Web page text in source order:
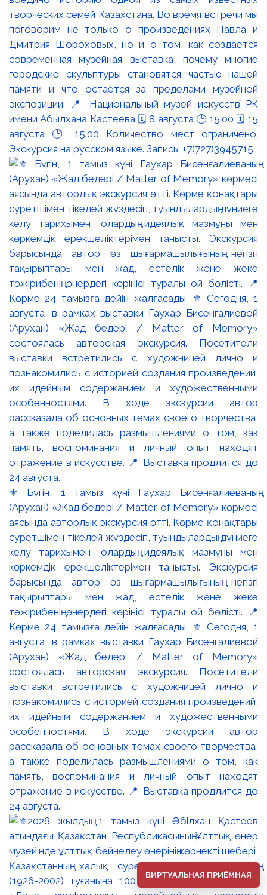
творческих семей Казахстана. Во время встречи мы
поговорим не только о произведениях Павла и
Дмитрия Шороховых, но и о том, как создаётся
современная музейная выставка, почему многие
городские скульптуры становятся частью нашей
памяти и что остаётся за пределами музейной
экспозиции. 📍 Национальный музей искусств РК
имени Абылхана Кастеева 🗓 8 августа 🕒 15:00 🗓 15
августа 🕒 15:00 Количество мест ограничено.
Экскурсия на русском языке. Запись: +7(727)3945715
⚜️ Бүгін, 1 тамыз күні Гаухар Бисенғалиеваның
(Арухан) «Жад бедері / Matter of Memory» көрмесі
аясында авторлық экскурсия өтті. Көрме қонақтары
суретшімен тікелей жүздесіп, туындылардың дүниеге
келу тарихымен, олардың идеялық мазмұны мен
көркемдік ерекшеліктерімен танысты. Экскурсия
барысында автор өз шығармашылығының негізгі
тақырыптары мен жад, естелік және жеке
тәжірибенің өнердегі көрінісі туралы ой бөлісті. 📍
Көрме 24 тамызға дейін жалғасады. ⚜️ Сегодня, 1
августа, в рамках выставки Гаухар Бисенгалиевой
(Арухан) «Жад бедері / Matter of Memory»
состоялась авторская экскурсия. Посетители
выставки встретились с художницей лично и
познакомились с историей создания произведений,
их идейным содержанием и художественными
особенностями. В ходе экскурсии автор
рассказала об основных темах своего творчества,
а также поделилась размышлениями о том, как
память, воспоминания и личный опыт находят
отражение в искусстве. 📍 Выставка продлится до
24 августа.
ВИРТУАЛЬНАЯ ПРИЁМНАЯ